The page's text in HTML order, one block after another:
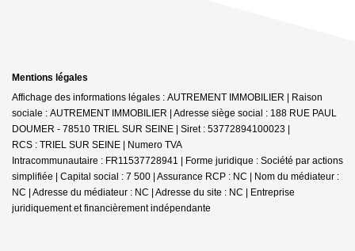
Mentions légales
Affichage des informations légales : AUTREMENT IMMOBILIER | Raison
sociale : AUTREMENT IMMOBILIER | Adresse siège social : 188 RUE PAUL
DOUMER - 78510 TRIEL SUR SEINE | Siret : 53772894100023 |
RCS : TRIEL SUR SEINE | Numero TVA
Intracommunautaire : FR11537728941 | Forme juridique : Société par actions
simplifiée | Capital social : 7 500 | Assurance RCP : NC | Nom du médiateur :
NC | Adresse du médiateur : NC | Adresse du site : NC | Entreprise
juridiquement et financièrement indépendante